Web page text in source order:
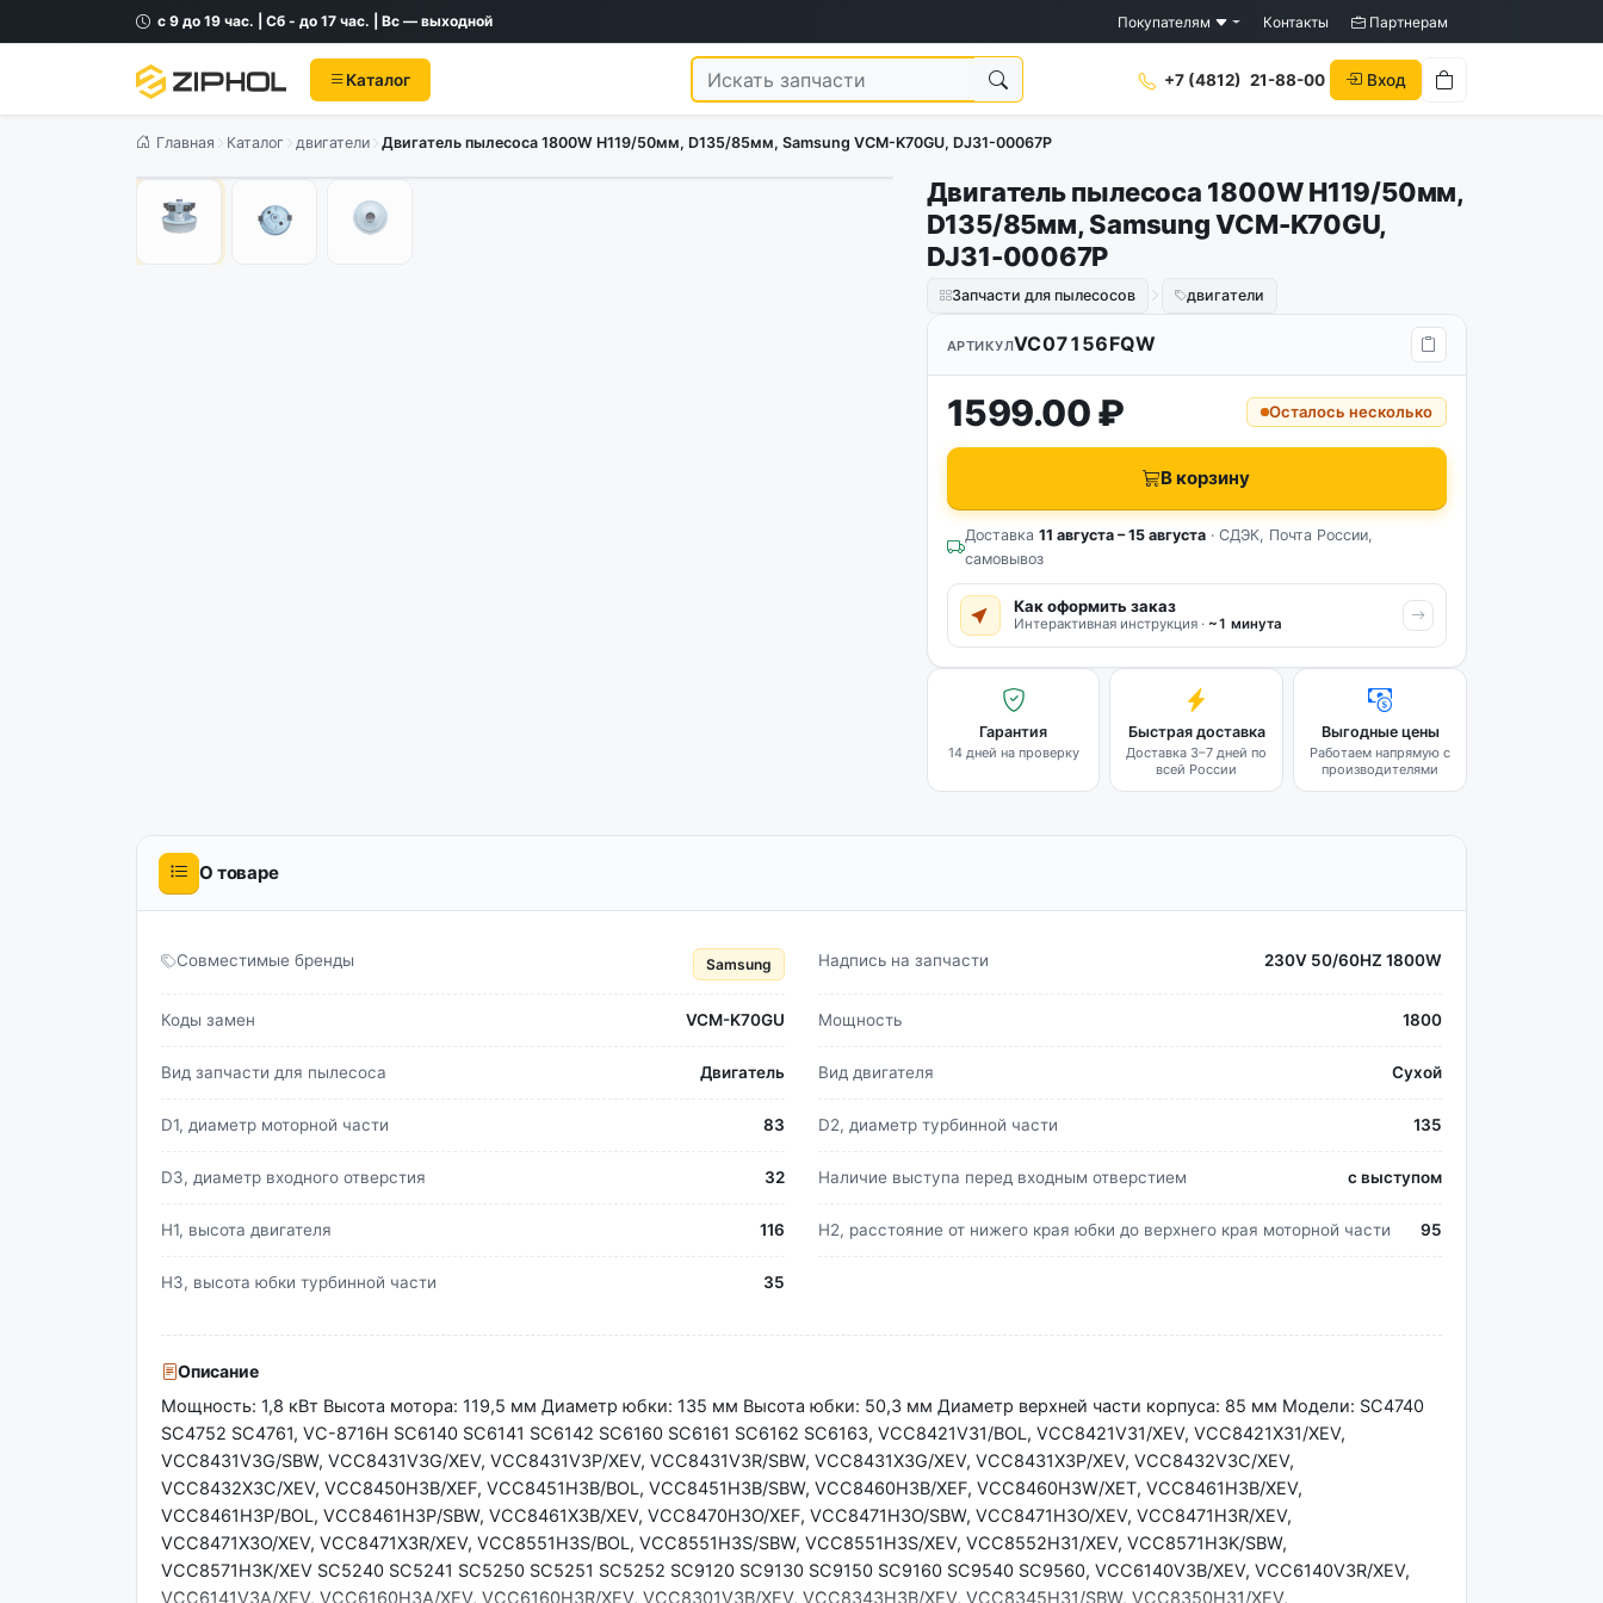
с 9 до 19 час. | Сб - до 17 час. | Вс — выходной Покупателям Контакты Партнерам
Каталог +7 (4812) 21-88-00 Вход
Главная Каталог двигатели Двигатель пылесоса 1800W H119/50мм, D135/85мм, Samsung VCM-K70GU, DJ31-00067P
Двигатель пылесоса 1800W H119/50мм,
D135/85мм, Samsung VCM-K70GU,
DJ31-00067P
Запчасти для пылесосов двигатели
АРТИКУЛVC07156FQW
1599.00 ₽ Осталось несколько
В корзину
Доставка 11 августа – 15 августа· СДЭК, Почта России,
самовывоз
Как оформить заказ
Интерактивная инструкция · ~1 минута
Гарантия
14 дней на проверку
Быстрая доставка
Доставка 3–7 дней по
всей России
Выгодные цены
Работаем напрямую с
производителями
О товаре
Совместимые бренды Samsung Надпись на запчасти 230V 50/60HZ 1800W
Коды замен VCM-K70GU Мощность 1800
Вид запчасти для пылесоса Двигатель Вид двигателя Сухой
D1, диаметр моторной части 83 D2, диаметр турбинной части 135
D3, диаметр входного отверстия 32 Наличие выступа перед входным отверстием с выступом
H1, высота двигателя 116 H2, расстояние от нижего края юбки до верхнего края моторной части 95
H3, высота юбки турбинной части 35
Описание
Мощность: 1,8 кВт Высота мотора: 119,5 мм Диаметр юбки: 135 мм Высота юбки: 50,3 мм Диаметр верхней части корпуса: 85 мм Модели: SC4740
SC4752 SC4761, VC-8716H SC6140 SC6141 SC6142 SC6160 SC6161 SC6162 SC6163, VCC8421V31/BOL, VCC8421V31/XEV, VCC8421X31/XEV,
VCC8431V3G/SBW, VCC8431V3G/XEV, VCC8431V3P/XEV, VCC8431V3R/SBW, VCC8431X3G/XEV, VCC8431X3P/XEV, VCC8432V3C/XEV,
VCC8432X3C/XEV, VCC8450H3B/XEF, VCC8451H3B/BOL, VCC8451H3B/SBW, VCC8460H3B/XEF, VCC8460H3W/XET, VCC8461H3B/XEV,
VCC8461H3P/BOL, VCC8461H3P/SBW, VCC8461X3B/XEV, VCC8470H3O/XEF, VCC8471H3O/SBW, VCC8471H3O/XEV, VCC8471H3R/XEV,
VCC8471X3O/XEV, VCC8471X3R/XEV, VCC8551H3S/BOL, VCC8551H3S/SBW, VCC8551H3S/XEV, VCC8552H31/XEV, VCC8571H3K/SBW,
VCC8571H3K/XEV SC5240 SC5241 SC5250 SC5251 SC5252 SC9120 SC9130 SC9150 SC9160 SC9540 SC9560, VCC6140V3B/XEV, VCC6140V3R/XEV,
VCC6141V3A/XEV, VCC6160H3A/XEV, VCC6160H3R/XEV, VCC8301V3B/XEV, VCC8343H3B/XEV, VCC8345H31/SBW, VCC8350H31/XEV,